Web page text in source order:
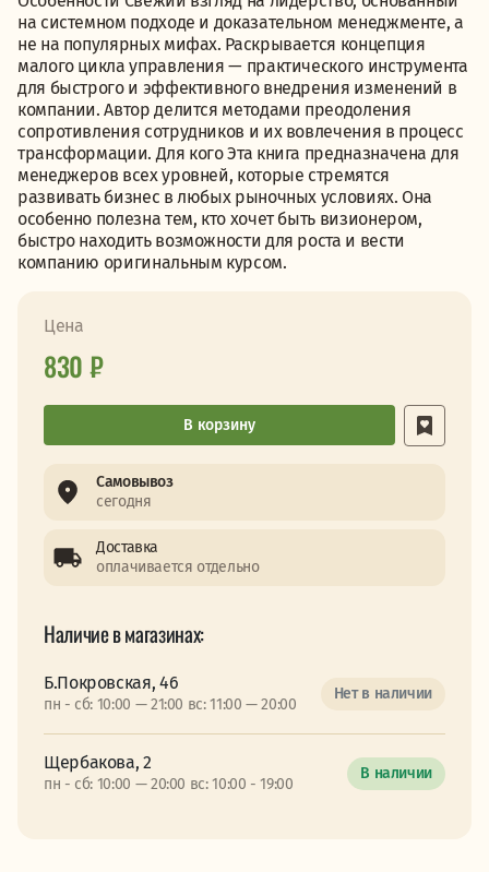
на системном подходе и доказательном менеджменте, а
не на популярных мифах. Раскрывается концепция
малого цикла управления — практического инструмента
для быстрого и эффективного внедрения изменений в
компании. Автор делится методами преодоления
сопротивления сотрудников и их вовлечения в процесс
трансформации. Для кого Эта книга предназначена для
менеджеров всех уровней, которые стремятся
развивать бизнес в любых рыночных условиях. Она
особенно полезна тем, кто хочет быть визионером,
быстро находить возможности для роста и вести
компанию оригинальным курсом.
Цена
830 ₽
В корзину
Самовывоз
сегодня
Доставка
оплачивается отдельно
Наличие в магазинах:
Б.Покровская, 46
пн - сб: 10:00 — 21:00 вс: 11:00 — 20:00
Нет в наличии
Щербакова, 2
пн - сб: 10:00 — 20:00 вс: 10:00 - 19:00
В наличии